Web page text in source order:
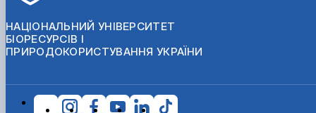
НАЦІОНАЛЬНИЙ УНІВЕРСИТЕТ
БІОРЕСУРСІВ І
ПРИРОДОКОРИСТУВАННЯ УКРАЇНИ